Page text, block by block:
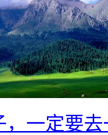
，一定要